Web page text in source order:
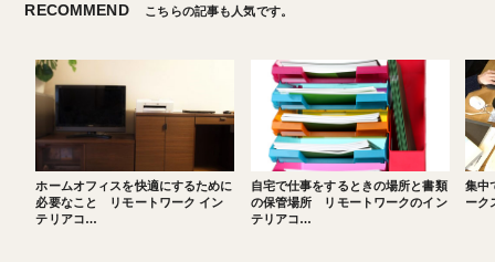
RECOMMEND こちらの記事も人気です。
ホームオフィスを快適にするために
必要なこと リモートワーク イン
テリアコ…
自宅で仕事をするときの場所と書類
の保管場所 リモートワークのイン
テリアコ…
集中
ーク